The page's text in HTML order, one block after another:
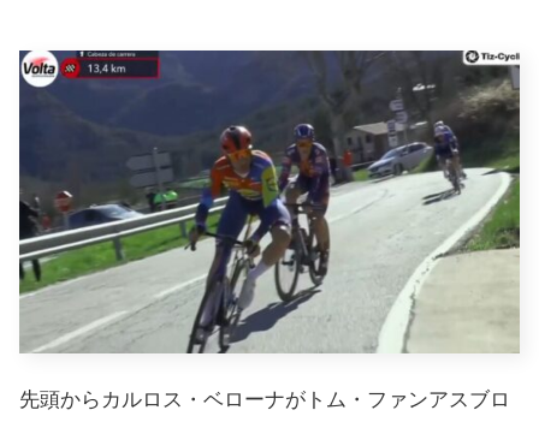
先頭からカルロス・ベローナがトム・ファンアスブロ